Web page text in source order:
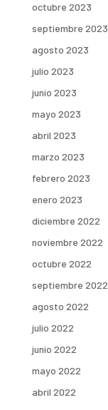
octubre 2023
septiembre 2023
agosto 2023
julio 2023
junio 2023
mayo 2023
abril 2023
marzo 2023
febrero 2023
enero 2023
diciembre 2022
noviembre 2022
octubre 2022
septiembre 2022
agosto 2022
julio 2022
junio 2022
mayo 2022
abril 2022